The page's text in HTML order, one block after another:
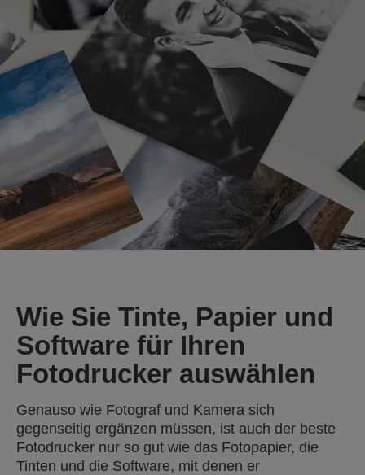
Wie Sie Tinte, Papier und
Software für Ihren
Fotodrucker auswählen
Genauso wie Fotograf und Kamera sich
gegenseitig ergänzen müssen, ist auch der beste
Fotodrucker nur so gut wie das Fotopapier, die
Tinten und die Software, mit denen er